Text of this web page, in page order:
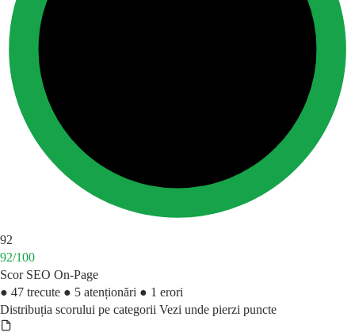
92
92/100
Scor SEO On-Page
● 47 trecute ● 5 atenționări ● 1 erori
Distribuția scorului pe categorii Vezi unde pierzi puncte